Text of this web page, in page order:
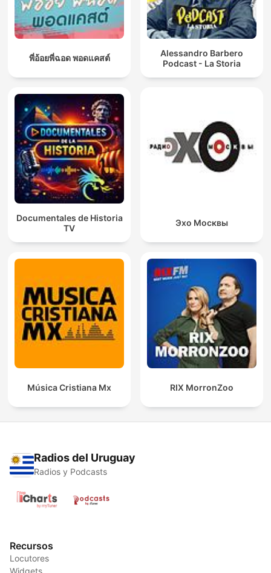
พี่อ้อยพี่ฉอด พอดแคสต์
Alessandro Barbero
Podcast - La Storia
Documentales de Historia
TV
Эхо Москвы
Música Cristiana Mx RIX MorronZoo
Radios del Uruguay
Radios y Podcasts
Recursos
Locutores